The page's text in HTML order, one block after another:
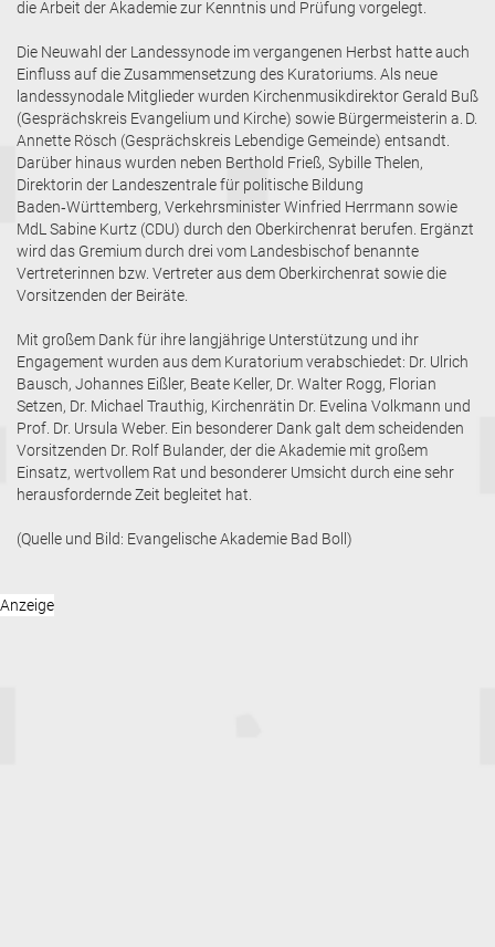
die Arbeit der Akademie zur Kenntnis und Prüfung vorgelegt.
Die Neuwahl der Landessynode im vergangenen Herbst hatte auch
Einfluss auf die Zusammensetzung des Kuratoriums. Als neue
landessynodale Mitglieder wurden Kirchenmusikdirektor Gerald Buß
(Gesprächskreis Evangelium und Kirche) sowie Bürgermeisterin a. D.
Annette Rösch (Gesprächskreis Lebendige Gemeinde) entsandt.
Darüber hinaus wurden neben Berthold Frieß, Sybille Thelen,
Direktorin der Landeszentrale für politische Bildung
Baden‑Württemberg, Verkehrsminister Winfried Herrmann sowie
MdL Sabine Kurtz (CDU) durch den Oberkirchenrat berufen. Ergänzt
wird das Gremium durch drei vom Landesbischof benannte
Vertreterinnen bzw. Vertreter aus dem Oberkirchenrat sowie die
Vorsitzenden der Beiräte.
Mit großem Dank für ihre langjährige Unterstützung und ihr
Engagement wurden aus dem Kuratorium verabschiedet: Dr. Ulrich
Bausch, Johannes Eißler, Beate Keller, Dr. Walter Rogg, Florian
Setzen, Dr. Michael Trauthig, Kirchenrätin Dr. Evelina Volkmann und
Prof. Dr. Ursula Weber. Ein besonderer Dank galt dem scheidenden
Vorsitzenden Dr. Rolf Bulander, der die Akademie mit großem
Einsatz, wertvollem Rat und besonderer Umsicht durch eine sehr
herausfordernde Zeit begleitet hat.
(Quelle und Bild: Evangelische Akademie Bad Boll)